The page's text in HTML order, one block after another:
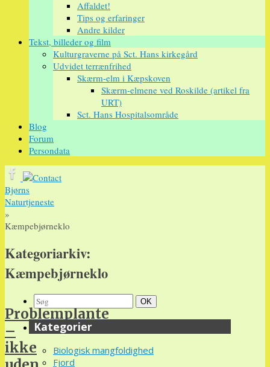
Affaldet!
Tips og erfaringer
Andre kilder
Tekst, billeder og film
Kulturgraverne på Sct. Hans kirkegård
Udvidet terrænfrihed
Skærm-elm i Kæpskoven
Skærm-elmene ved Roskilde (artikel fra
URT)
Sct. Hans Hospitalsområde
Blog
Forum
Persondata
Bjørns
Naturtjeneste
»
Kæmpebjørneklo
Kategoriarkiv:
Kæmpebjørneklo
Problemplante
–
ikke
Search
for:
Søg
OK
Kategorier
Biologisk mangfoldighed
Fjord